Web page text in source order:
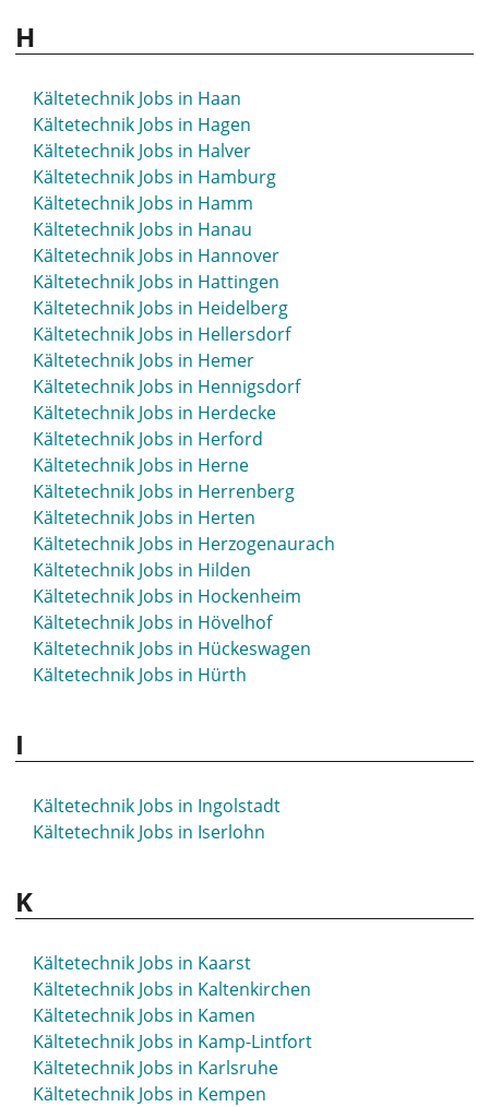
H
Kältetechnik Jobs in Haan
Kältetechnik Jobs in Hagen
Kältetechnik Jobs in Halver
Kältetechnik Jobs in Hamburg
Kältetechnik Jobs in Hamm
Kältetechnik Jobs in Hanau
Kältetechnik Jobs in Hannover
Kältetechnik Jobs in Hattingen
Kältetechnik Jobs in Heidelberg
Kältetechnik Jobs in Hellersdorf
Kältetechnik Jobs in Hemer
Kältetechnik Jobs in Hennigsdorf
Kältetechnik Jobs in Herdecke
Kältetechnik Jobs in Herford
Kältetechnik Jobs in Herne
Kältetechnik Jobs in Herrenberg
Kältetechnik Jobs in Herten
Kältetechnik Jobs in Herzogenaurach
Kältetechnik Jobs in Hilden
Kältetechnik Jobs in Hockenheim
Kältetechnik Jobs in Hövelhof
Kältetechnik Jobs in Hückeswagen
Kältetechnik Jobs in Hürth
I
Kältetechnik Jobs in Ingolstadt
Kältetechnik Jobs in Iserlohn
K
Kältetechnik Jobs in Kaarst
Kältetechnik Jobs in Kaltenkirchen
Kältetechnik Jobs in Kamen
Kältetechnik Jobs in Kamp-Lintfort
Kältetechnik Jobs in Karlsruhe
Kältetechnik Jobs in Kempen